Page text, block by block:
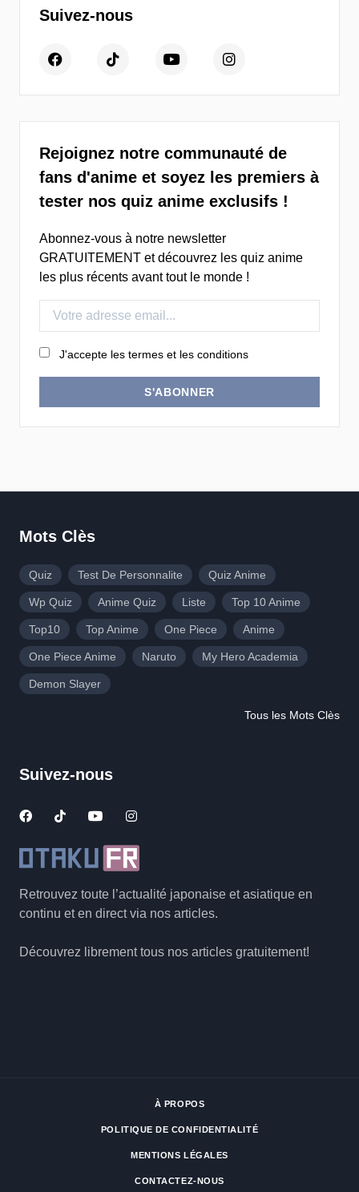
Suivez-nous
Rejoignez notre communauté de
fans d'anime et soyez les premiers à
tester nos quiz anime exclusifs !
Abonnez-vous à notre newsletter
GRATUITEMENT et découvrez les quiz anime
les plus récents avant tout le monde !
J'accepte les termes et les conditions
S'ABONNER
Retrouvez toute l’actualité japonaise et asiatique en
continu et en direct via nos articles.
Découvrez librement tous nos articles gratuitement!
Mots Clès
Quiz Test De Personnalite Quiz Anime
Wp Quiz Anime Quiz Liste Top 10 Anime
Top10 Top Anime One Piece Anime
One Piece Anime Naruto My Hero Academia
Demon Slayer
Tous les Mots Clès
Suivez-nous
À PROPOS
POLITIQUE DE CONFIDENTIALITÉ
MENTIONS LÉGALES
CONTACTEZ-NOUS